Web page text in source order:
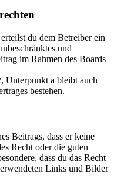
du dem Betreiber ein
und
im Rahmen des Boards
Unterpunkt a bleibt auch
bestehen.
Beitrags, dass er keine
Recht oder die guten
dass du das Recht
Links und Bilder